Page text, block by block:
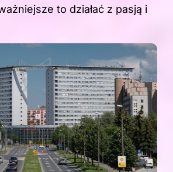
to działać z pasją i